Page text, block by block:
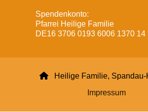
Spendenkonto:
Pfarrei Heilige Familie
DE16 3706 0193 6006 1370 14
Heilige Familie, Spandau-
Impressum